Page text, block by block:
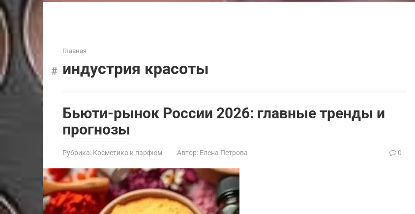
Главная
индустрия красоты
Бьюти-рынок России 2026: главные тренды и
прогнозы
Рубрика: Косметика и парфюм Автор: Елена Петрова 0